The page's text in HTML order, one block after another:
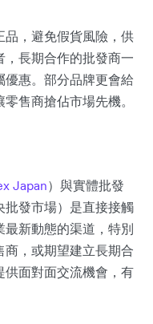
品，避免假貨風險，供
，長期合作的批發商一
惠。部分品牌更會給
售商搶佔市場先機。
Japan）與實體批發
批發市場）是直接接觸
新動態的渠道，特別
，或期望建立長期合
供面對面交流機會，有